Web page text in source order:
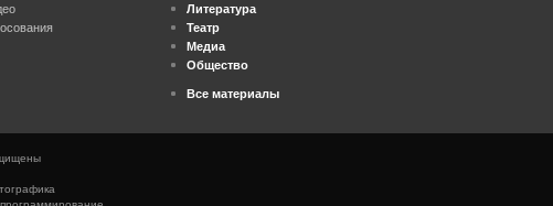
Литература
Театр
Медиа
Общество
Все материалы